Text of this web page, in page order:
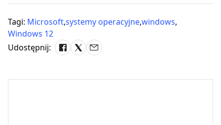
Tagi: Microsoft,systemy operacyjne,windows,
Windows 12
Udostępnij: